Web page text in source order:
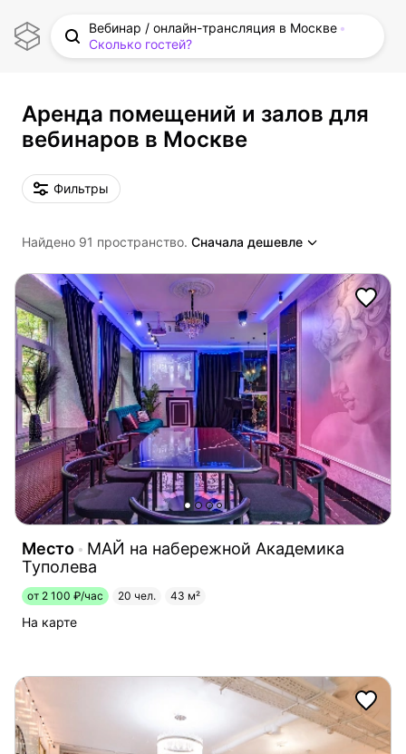
Вебинар / онлайн-трансляция в Москве
Сколько гостей?
Аренда помещений и залов для
вебинаров в Москве
Фильтры
Найдено 91 пространство. Сначала дешевле
Место
МАЙ на набережной Академика
Туполева
от 2 100 ₽/час 20 чел. 43 м²
На карте